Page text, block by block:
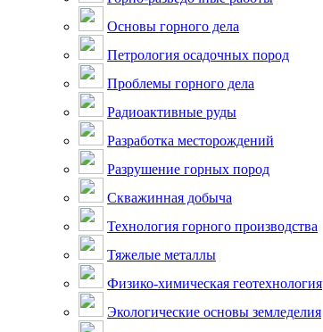
Основы горного дела
Петрология осадочных пород
Проблемы горного дела
Радиоактивные руды
Разработка месторождений
Разрушение горных пород
Скважинная добыча
Технология горного производства
Тяжелые металлы
Физико-химическая геотехнология
Экологические основы земледелия